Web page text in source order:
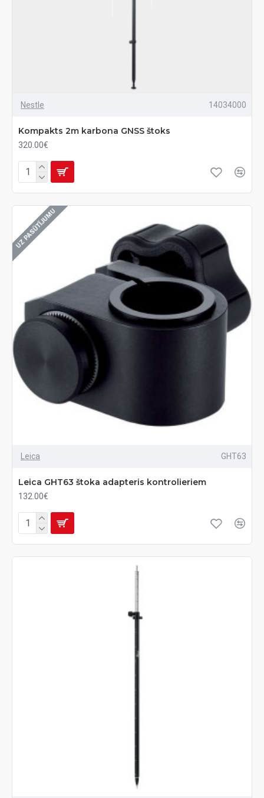
Nestle 14034000
Kompakts 2m karbona GNSS štoks
320.00€
UZ PASŪTĪJUMU
Leica GHT63
Leica GHT63 štoka adapteris kontrolieriem
132.00€